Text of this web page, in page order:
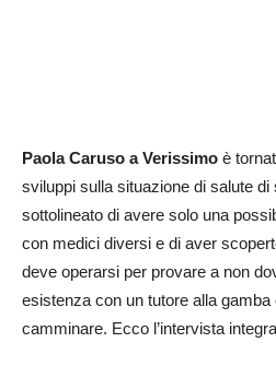
Paola Caruso a Verissimo è
sviluppi sulla situazione di salute
sottolineato di avere solo una
con medici diversi e di aver
deve operarsi per provare a non
esistenza con un tutore alla
camminare. Ecco l’intervista